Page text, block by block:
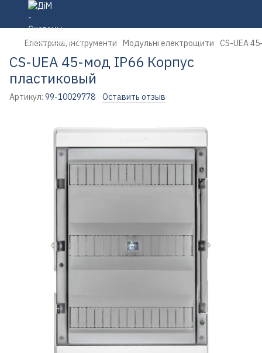
Електрика, інструменти Модульні електрощити CS-UEA
CS-UEA 45-мод IP66 Корпус
пластиковый
Артикул: 99-10029778 Оставить отзыв